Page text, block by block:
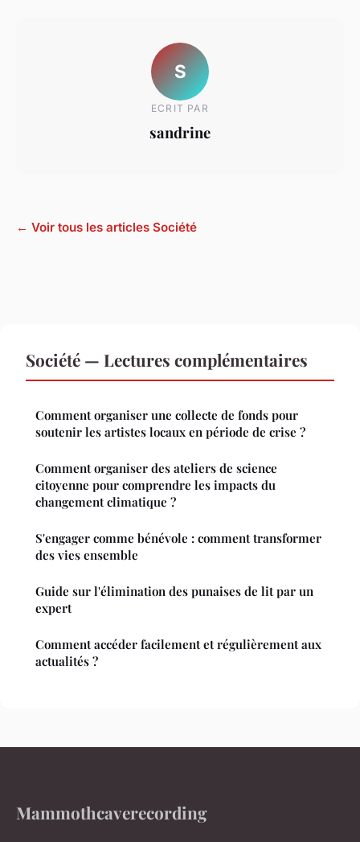
S
ECRIT PAR
sandrine
← Voir tous les articles Société
Société — Lectures complémentaires
Comment organiser une collecte de fonds pour
soutenir les artistes locaux en période de crise ?
Comment organiser des ateliers de science
citoyenne pour comprendre les impacts du
changement climatique ?
S'engager comme bénévole : comment transformer
des vies ensemble
Guide sur l'élimination des punaises de lit par un
expert
Comment accéder facilement et régulièrement aux
actualités ?
Mammothcaverecording